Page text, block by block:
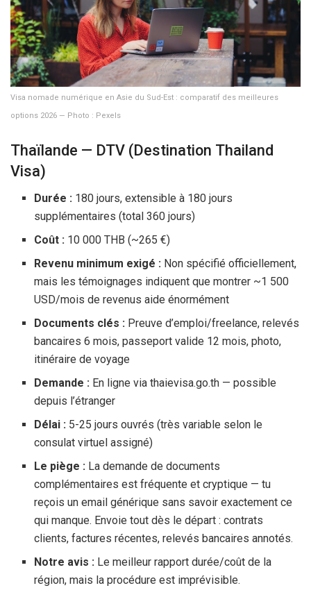
Visa nomade numérique en Asie du Sud-Est : comparatif des meilleures
options 2026 — Photo : Pexels
Thaïlande — DTV (Destination Thailand
Visa)
Durée : 180 jours, extensible à 180 jours
supplémentaires (total360 jours)
Coût : 10 000 THB (~265 €)
Revenu minimum exigé : Non spécifié officiellement,
mais les témoignages indiquent que montrer ~1 500
USD/mois de revenus aide énormément
Documents clés : Preuve d’emploi/freelance, relevés
bancaires6 mois, passeport valide 12 mois, photo,
itinéraire de voyage
Demande : En ligne via thaievisa.go.th — possible
depuis l’étranger
Délai : 5-25 jours ouvrés (très variable selon le
consulat virtuel assigné)
Le piège : La demande de documents
complémentaires est fréquente et cryptique — tu
reçois un email générique sans savoir exactement ce
qui manque. Envoie tout dès le départ : contrats
clients, factures récentes, relevés bancaires annotés.
Notre avis : Le meilleur rapport durée/coût de la
région, mais la procédure est imprévisible.